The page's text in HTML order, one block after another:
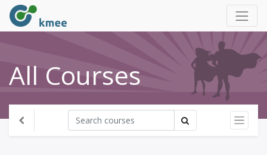
All Courses